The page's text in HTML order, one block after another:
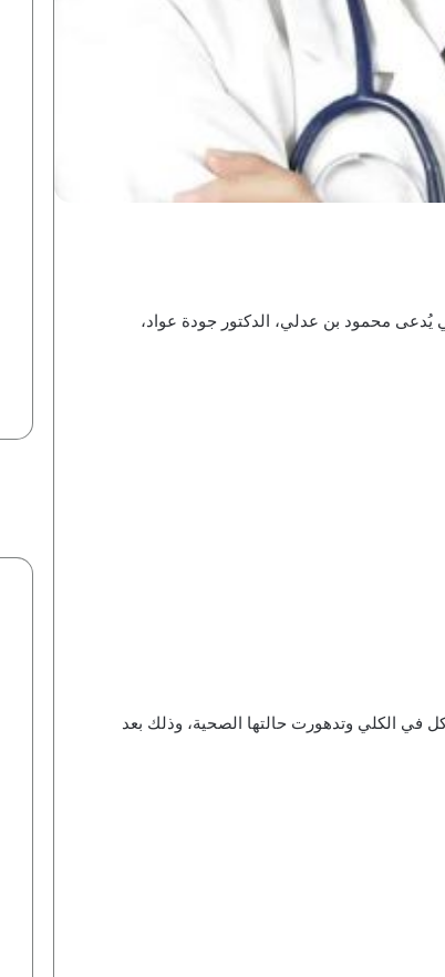
يُدعى محمود بن عدلي، الدكتور جودة عواد،
في الكلي وتدهورت حالتها الصحية، وذلك بعد